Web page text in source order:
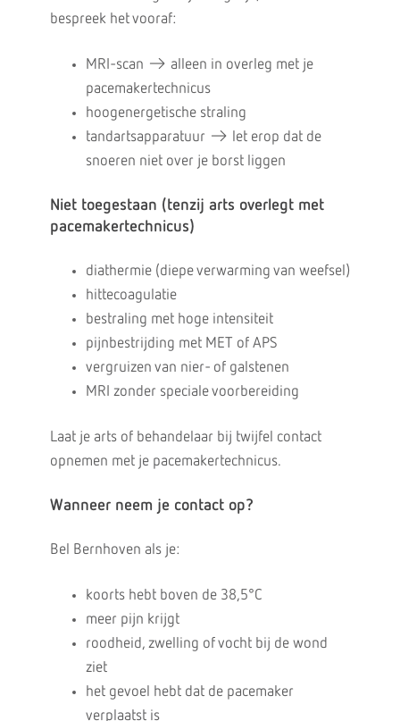
bespreek het vooraf:
MRI-scan → alleen in overleg met je
pacemakertechnicus
hoogenergetische straling
tandartsapparatuur → let erop dat de
snoeren niet over je borst liggen
Niet toegestaan (tenzij arts overlegt met
pacemakertechnicus)
diathermie (diepe verwarming van weefsel)
hittecoagulatie
bestraling met hoge intensiteit
pijnbestrijding met MET of APS
vergruizen van nier- of galstenen
MRI zonder speciale voorbereiding
Laat je arts of behandelaar bij twijfel contact
opnemen met je pacemakertechnicus.
Wanneer neem je contact op?
Bel Bernhoven als je:
koorts hebt boven de 38,5°C
meer pijn krijgt
roodheid, zwelling of vocht bij de wond
ziet
het gevoel hebt dat de pacemaker
verplaatst is